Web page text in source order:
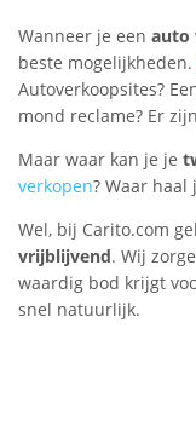
Wanneer je een auto
beste mogelijkheden.
Autoverkoopsites?
mond reclame? Er
Maar waar kan je je
verkopen? Waar haal
Wel, bij Carito.com
vrijblijvend. Wij
waardig bod krijgt
snel natuurlijk.